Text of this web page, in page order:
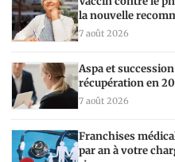
la nouvelle
7 août 2026
Aspa et
récupération en
7 août 2026
Franchises
par an à votre